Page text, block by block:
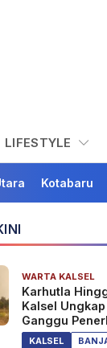
LIFESTYLE
Kotabaru
WARTA KALSEL
Karhutla
Kalsel
Ganggu
Syamsudin
KALSEL